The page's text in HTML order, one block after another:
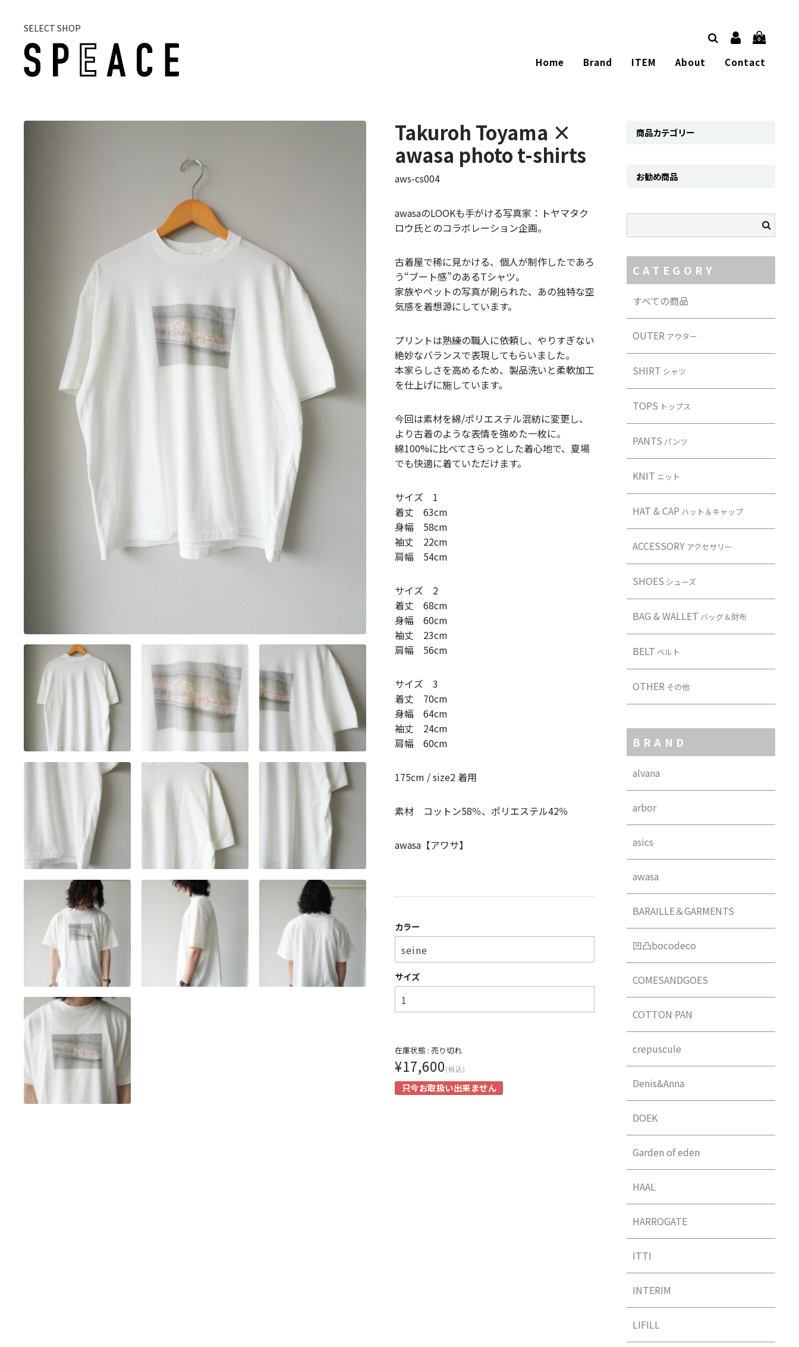
SELECT SHOP
0
Home Brand ITEM About Contact
Takuroh Toyama ×
awasa photo t-shirts
aws-cs004
awasaのLOOKも手がける写真家：トヤマタク
ロウ氏とのコラボレーション企画。
古着屋で稀に見かける、個人が制作したであろ
う“ブート感”のあるTシャツ。
家族やペットの写真が刷られた、あの独特な空
気感を着想源にしています。
プリントは熟練の職人に依頼し、やりすぎない
絶妙なバランスで表現してもらいました。
本家らしさを高めるため、製品洗いと柔軟加工
を仕上げに施しています。
今回は素材を綿/ポリエステル混紡に変更し、
より古着のような表情を強めた一枚に。
綿100%に比べてさらっとした着心地で、夏場
でも快適に着ていただけます。
サイズ 1
着丈 63cm
身幅 58cm
袖丈 22cm
肩幅 54cm
サイズ 2
着丈 68cm
身幅 60cm
袖丈 23cm
肩幅 56cm
サイズ 3
着丈 70cm
身幅 64cm
袖丈 24cm
肩幅 60cm
175cm / size2 着用
素材 コットン58％、ポリエステル42％
awasa【アワサ】
カラー
サイズ
在庫状態 : 売り切れ
¥17,600(税込)
只今お取扱い出来ません
商品カテゴリー
お勧め商品
CATEGORY
すべての商品
OUTERアウター
SHIRT シャツ
TOPS トップス
PANTS パンツ
KNIT ニット
HAT & CAP ハット＆キャップ
ACCESSORYアクセサリー
SHOES シューズ
BAG & WALLET バッグ＆財布
BELT ベルト
OTHERその他
BRAND
alvana
arbor
asics
awasa
BARAILLE＆GARMENTS
凹凸bocodeco
COMESANDGOES
COTTON PAN
crepuscule
Denis&Anna
DOEK
Garden of eden
HAAL
HARROGATE
ITTI
INTERIM
LIFILL